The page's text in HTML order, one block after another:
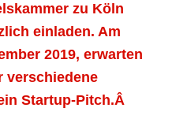
zu Köln
einladen. Am
2019, erwarten
verschiedene
Startup-Pitch.Â